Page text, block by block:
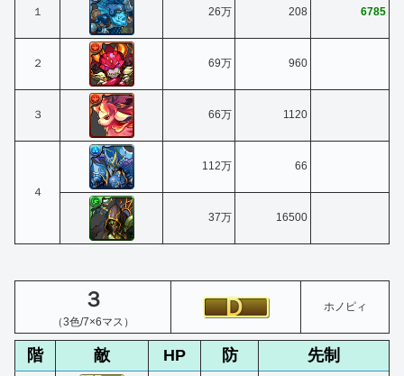
１ 26万 208 6785
２ 69万 960
３ 66万 1120
４
112万 66
37万 16500
３
（3色/7×6マス）
ホノピィ
階 敵 HP 防 先制